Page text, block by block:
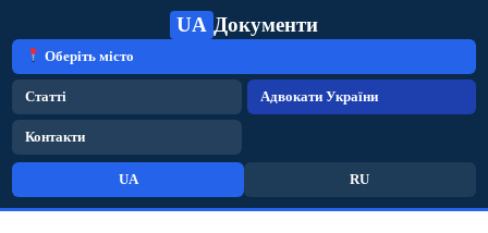
UA Документи
Оберіть місто
Статті Адвокати України
Контакти
UA RU